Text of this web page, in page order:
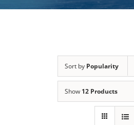
Sort by Popularity
Show 12 Products